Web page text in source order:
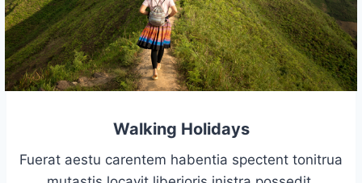
Walking Holidays
Fuerat aestu carentem habentia spectent tonitrua